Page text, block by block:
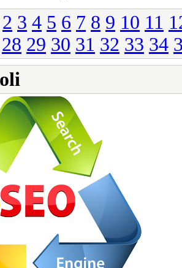
2 3 4 5 6 7 8 9 10 11
28 29 30 31 32 33 34